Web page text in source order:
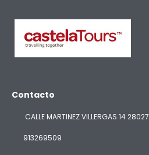
Contacto
CALLE MARTINEZ VILLERGAS 14
913269509